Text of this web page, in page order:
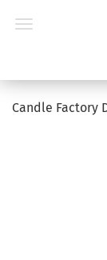
Candle Factory